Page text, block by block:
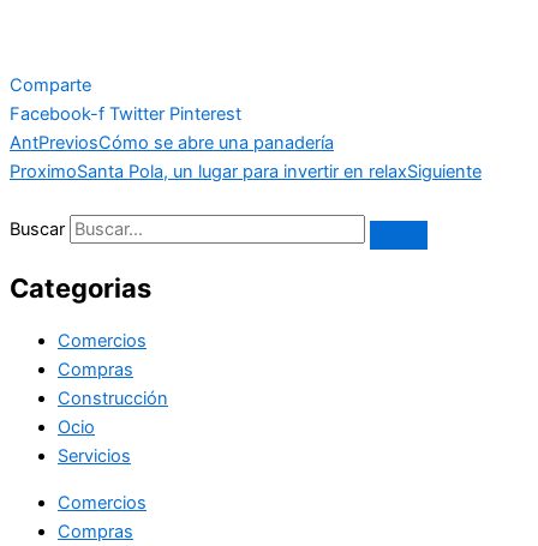
Comparte
Facebook-f Twitter Pinterest
AntPreviosCómo se abre una panadería
ProximoSanta Pola, un lugar para invertir en relaxSiguiente
Buscar
Categorias
Comercios
Compras
Construcción
Ocio
Servicios
Comercios
Compras